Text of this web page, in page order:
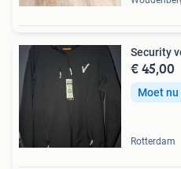
Security
€ 45,00
Moet nu
Rotterdam